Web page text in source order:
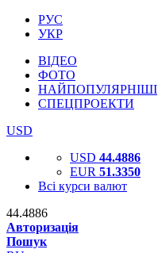
РУС
УКР
ВІДЕО
ФОТО
НАЙПОПУЛЯРНІШІ
СПЕЦПРОЕКТИ
USD
USD 44.4886
EUR 51.3350
Всі курси валют
44.4886
Авторизація
Пошук